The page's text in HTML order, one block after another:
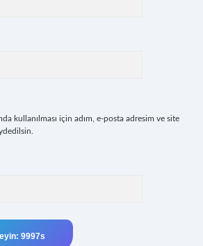
kullanılması için adım, e-posta adresim ve site